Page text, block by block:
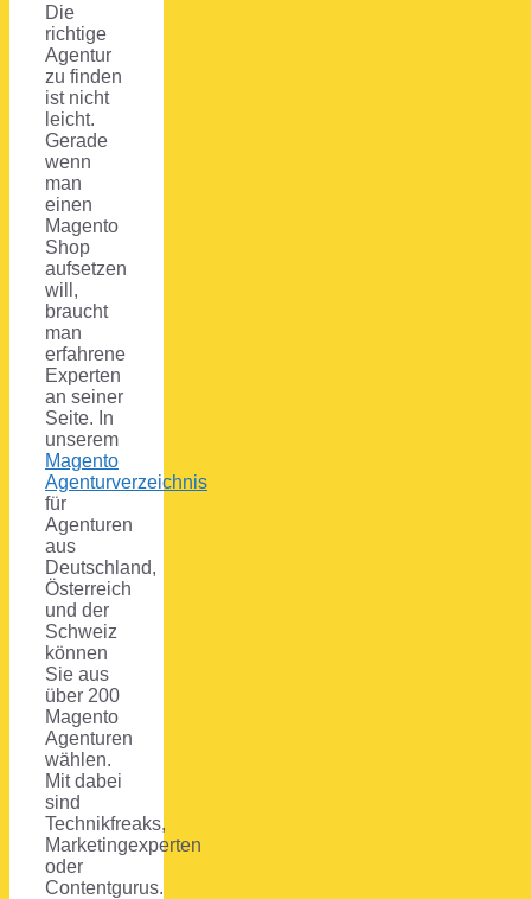
Die
richtige
Agentur
zu finden
ist nicht
leicht.
Gerade
wenn
man
einen
Magento
Shop
aufsetzen
will,
braucht
man
erfahrene
Experten
an seiner
Seite. In
unserem
Magento
Agenturverzeichnis
für
Agenturen
aus
Deutschland,
Österreich
und der
Schweiz
können
Sie aus
über 200
Magento
Agenturen
wählen.
Mit dabei
sind
Technikfreaks,
Marketingexperten
oder
Contentgurus.